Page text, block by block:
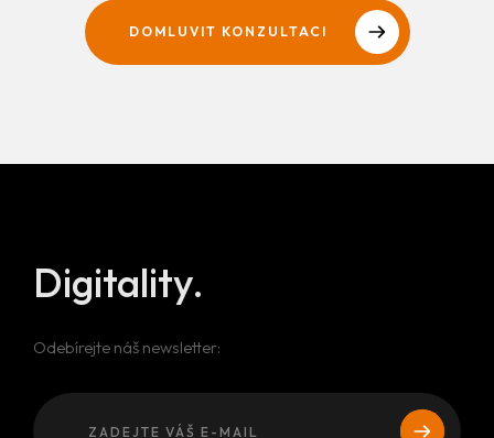
DOMLUVIT KONZULTACI
Digitality.
Odebírejte náš newsletter: